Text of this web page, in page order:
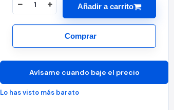
Añadir a carrito
Comprar
Avísame cuando baje el precio
Lo has visto más barato